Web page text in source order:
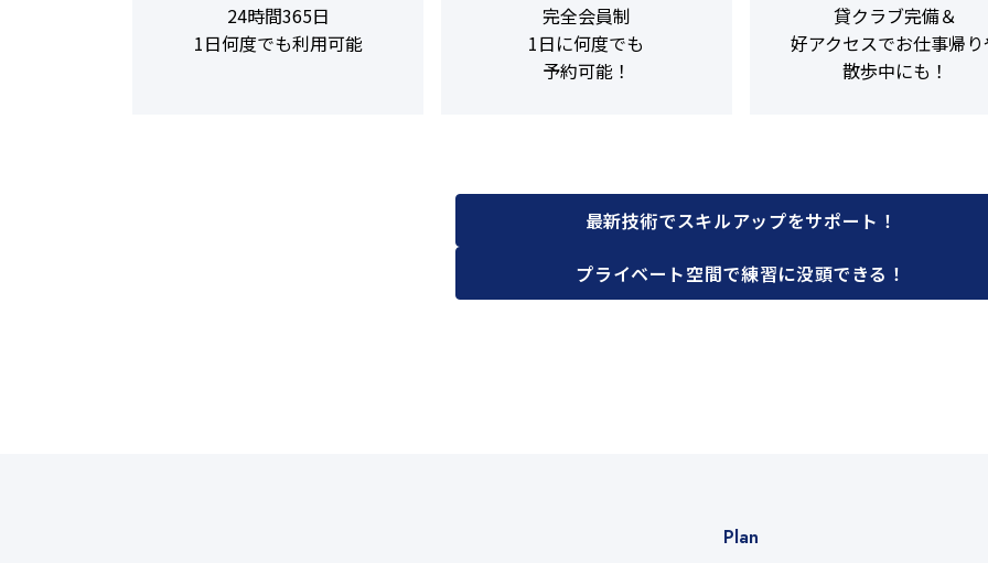
24時間365日
1日何度でも利用可能
完全会員制
1日に何度でも
予約可能！
貸クラブ完備＆
好アクセスでお仕事帰り
散歩中にも！
最新技術でスキルアップをサポート！
プライベート空間で練習に没頭できる！
Plan